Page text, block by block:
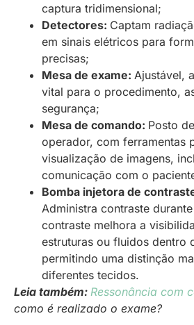
captura tridimensional;
Detectores: Captam
em sinais elétricos para
precisas;
Mesa de exame: Ajustável,
vital para o procedimento,
segurança;
Mesa de comando: Posto
operador, com ferramentas
visualização de imagens,
comunicação com o
Bomba injetora de
Administra contraste
contraste melhora a
estruturas ou fluidos dentro
permitindo uma distinção
diferentes tecidos.
Leia também: Ressonância com
como é realizado o exame?